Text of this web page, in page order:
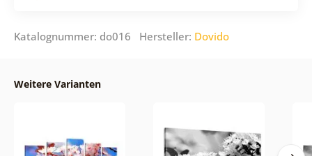
Katalognummer: do016 Hersteller: Dovido
Weitere Varianten